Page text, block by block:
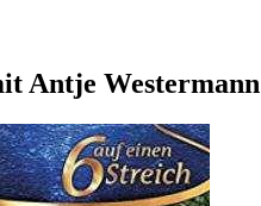
Antje Westermann